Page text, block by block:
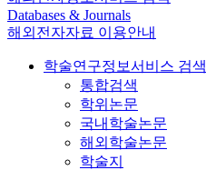
Databases & Journals
해외전자자료 이용안내
학술연구정보서비스 검색
통합검색
학위논문
국내학술논문
해외학술논문
학술지